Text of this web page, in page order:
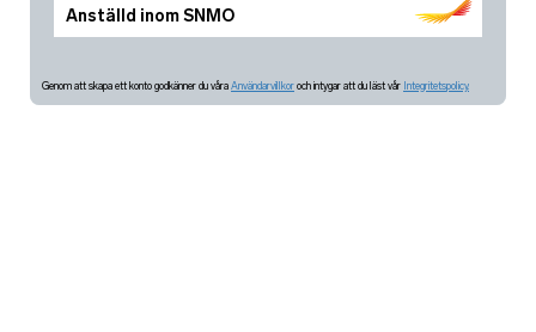
Anställd inom SNMO
Genom att skapa ett konto godkänner du våra Användarvillkor och intygar att du läst vår Integritetspolicy.